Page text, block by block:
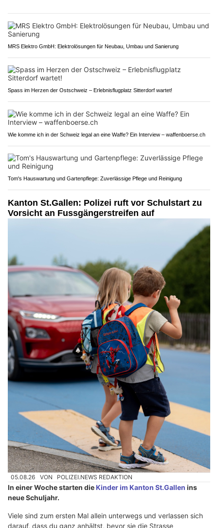
MRS Elektro GmbH: Elektrolösungen für Neubau, Umbau und Sanierung
Spass im Herzen der Ostschweiz – Erlebnisflugplatz Sitterdorf wartet!
Wie komme ich in der Schweiz legal an eine Waffe? Ein Interview – waffenboerse.ch
Tom's Hauswartung und Gartenpflege: Zuverlässige Pflege und Reinigung
Kanton St.Gallen: Polizei ruft vor Schulstart zu
Vorsicht an Fussgängerstreifen auf
05.08.26 VON POLIZEI.NEWS REDAKTION
In einer Woche starten die Kinder im Kanton St.Gallen ins
neue Schuljahr.
Viele sind zum ersten Mal allein unterwegs und verlassen sich
darauf, dass du ganz anhältst, bevor sie die Strasse